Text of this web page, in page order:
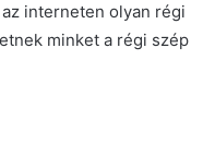
interneten olyan régi
minket a régi szép